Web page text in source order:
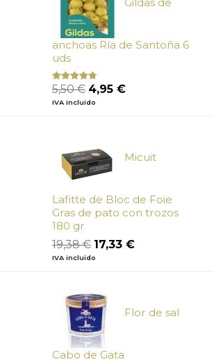
anchoas Ría de Santoña 6
uds
Valorado
con
de 5
5,50€ El
precio
4,95 €El
IVA incluido
Micuit
Lafitte de Bloc de Foie
Gras de pato con trozos
180 gr
19,38€ El
precio
19,38 €.
17,33 €El
IVA incluido
Flor de sal
Cabo de Gata